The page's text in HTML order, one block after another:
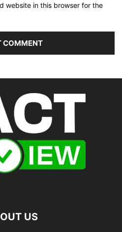
website in this browser for the
US